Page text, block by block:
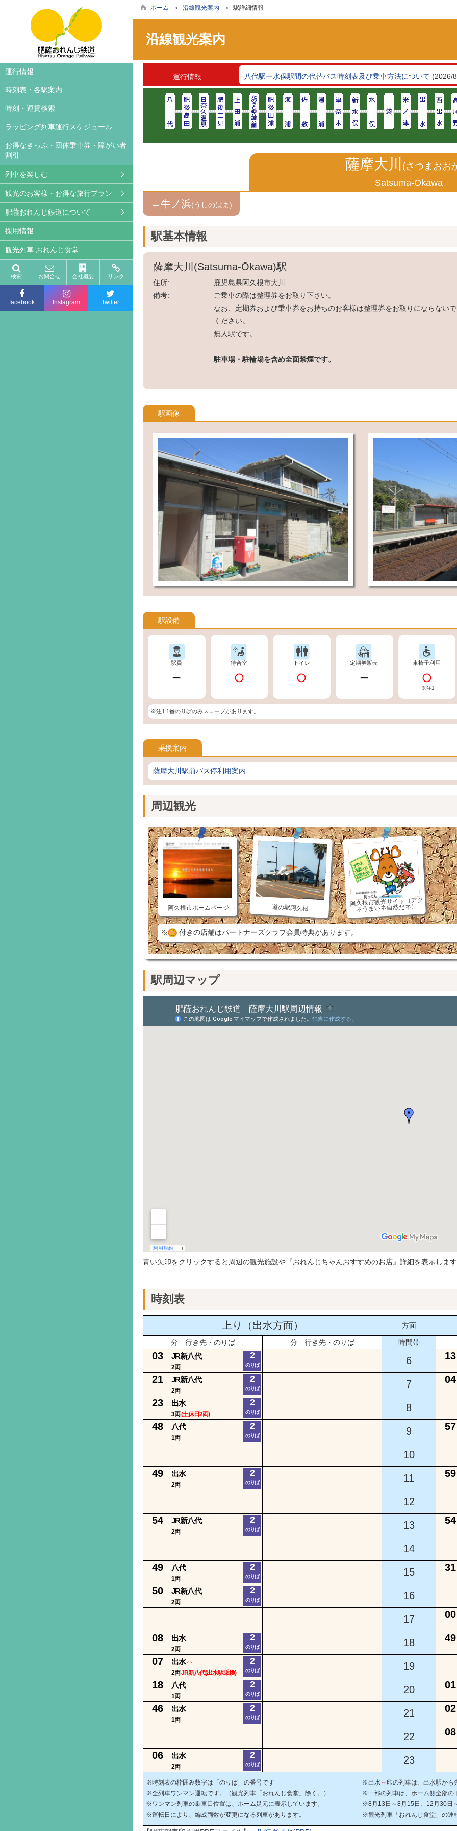
ホーム ＞ 沿線観光案内 ＞ 駅詳細情報
運行情報
時刻表・各駅案内
時刻・運賃検索
ラッピング列車運行スケジュール
お得なきっぷ・団体乗車券・障がい者
割引
列車を楽しむ
ラッピング列車
撮影される方へ
レンタサイクル
動画ギャラリー
観光のお客様・お得な旅行プラン
おれんじカフェ
沿線観光案内
かぞくいろ特設ページ
肥薩おれんじ鉄道について
撮影等希望の皆様へ
パートナーズクラブ
ライセンシー募集
採用情報
観光列車 おれんじ食堂
検索 お問合せ 会社概要 リンク
facebook Instagram Twitter
沿線観光案内
運行情報 臨時ダイヤ及びのりば変更のお知らせ (2026/8/6)
八代駅ー水俣駅間の代替バス時刻表及び乗車方法について (2026/
薩摩大川 (さつまおお
Satsuma-Ōkawa
←牛ノ浜(うしのはま)
駅基本情報
薩摩大川(Satsuma-Ōkawa)駅
住所:
鹿児島県阿久根市大川
備考:
ご乗車の際は整理券をお取り下さい。
なお、定期券および乗車券をお持ちのお客様は整理券をお取りにならないで
ください。
無人駅です。
駐車場・駐輪場を含め全面禁煙です。
駅画像
駅設備
駅員 待合室 トイレ 定期券販売 車椅子利用
※注1
※注1 1番のりばのみスロープがあります。
乗換案内
薩摩大川駅前バス停利用案内
周辺観光
阿久根市ホームページ 道の駅阿久根
阿久根市観光サイト（アク
ネうまいネ自然だネ）
※ 付きの店舗はパートナーズクラブ会員特典があります。
駅周辺マップ
青い矢印をクリックすると周辺の観光施設や『おれんじちゃんおすすめのお店』詳細を表示しま
時刻表
上り（出水方面） 方面
分 行き先・のりば 分 行き先・のりば 時間帯
03 JR新八代
2両
2
のりば 6 13
21 JR新八代
2両
2
のりば 7 04
23 出水
3両(土休日2両)
2
のりば
8
48
八代
1両
2
のりば 9 57
10
49
出水
2両
2
のりば 11 59
12
54
JR新八代
2両
2
のりば 13 54
14
49
八代
1両
2
のりば 15 31
50 JR新八代
2両
2
のりば 16
17 00
08 出水
2両
2
のりば 18 49
07 出水⇔
2両JR新八代(出水駅乗換)
2
のりば
19
18
八代
1両
2
のりば 20 01
46 出水
1両
2
のりば 21 02
22 08
06 出水
2両
2
のりば 23
※時刻表の枠囲み数字は「のりば」の番号です
※全列車ワンマン運転です。（観光列車「おれんじ食堂」除く。）
※ワンマン列車の乗車口位置は、ホーム足元に表示しています。
※運転日により、編成両数が変更になる列車があります。
※出水⇔印の列車は、出水駅から
※一部の列車は、ホーム側全部の
※8月13日～8月15日、12月30日
※観光列車「おれんじ食堂」の運